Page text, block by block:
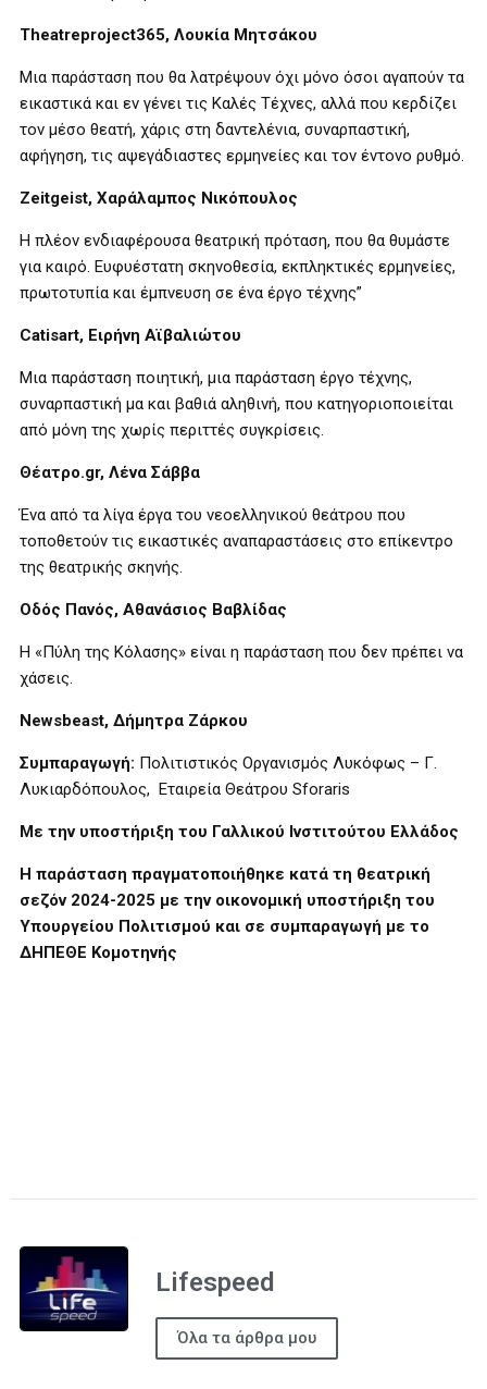
Theatreproject365, Λουκία Μητσάκου
Μια παράσταση που θα λατρέψουν όχι μόνο όσοι αγαπούν τα
εικαστικά και εν γένει τις Καλές Τέχνες, αλλά που κερδίζει
τον μέσο θεατή, χάρις στη δαντελένια, συναρπαστική,
αφήγηση, τις αψεγάδιαστες ερμηνείες και τον έντονο ρυθμό.
Zeitgeist, Χαράλαμπος Νικόπουλος
Η πλέον ενδιαφέρουσα θεατρική πρόταση, που θα θυμάστε
για καιρό. Ευφυέστατη σκηνοθεσία, εκπληκτικές ερμηνείες,
πρωτοτυπία και έμπνευση σε ένα έργο τέχνης”
Catisart, Ειρήνη Αϊβαλιώτου
Μια παράσταση ποιητική, μια παράσταση έργο τέχνης,
συναρπαστική μα και βαθιά αληθινή, που κατηγοριοποιείται
από μόνη της χωρίς περιττές συγκρίσεις.
Θέατρο.gr, Λένα Σάββα
Ένα από τα λίγα έργα του νεοελληνικού θεάτρου που
τοποθετούν τις εικαστικές αναπαραστάσεις στο επίκεντρο
της θεατρικής σκηνής.
Οδός Πανός, Αθανάσιος Βαβλίδας
Η «Πύλη της Κόλασης» είναι η παράσταση που δεν πρέπει να
χάσεις.
Newsbeast, Δήμητρα Ζάρκου
Συμπαραγωγή: Πολιτιστικός Οργανισμός Λυκόφως – Γ.
Λυκιαρδόπουλος, Εταιρεία Θεάτρου Sforaris
Με την υποστήριξη του Γαλλικού Ινστιτούτου Ελλάδος
Η παράσταση πραγματοποιήθηκε κατά τη θεατρική
σεζόν 2024-2025 με την οικονομική υποστήριξη του
Υπουργείου Πολιτισμού και σε συμπαραγωγή με το
ΔΗΠΕΘΕ Κομοτηνής
Lifespeed
Όλα τα άρθρα μου